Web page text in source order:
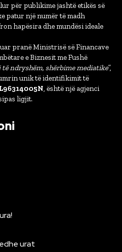
për publikime jashtë etikës së
patur një numër të madh
hapësira dhe mundësi ideale
pranë Ministrisë së Financave
e Biznesit me Fushë
ndryshëm, shërbime mediatike”,
unik të identifikimit të
, është një agjenci
ligjit.
urat